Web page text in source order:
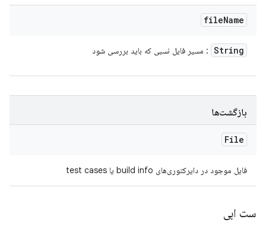
fileName
String : مسیر فایل نسبی که باید بررسی شود
بازگشت‌ها
File
فایل موجود در دایرکتوری‌های build info یا test cases
ست ابی